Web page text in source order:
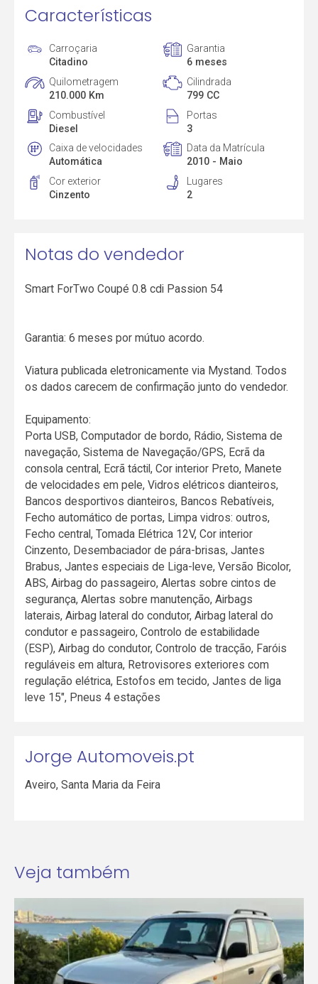
Características
Carroçaria
Citadino
Garantia
6 meses
Quilometragem
210.000 Km
Cilindrada
799 CC
Combustível
Diesel
Portas
3
Caixa de velocidades
Automática
Data da Matrícula
2010 - Maio
Cor exterior
Cinzento
Lugares
2
Notas do vendedor
Smart ForTwo Coupé 0.8 cdi Passion 54
Garantia: 6 meses por mútuo acordo.
Viatura publicada eletronicamente via Mystand. Todos
os dados carecem de confirmação junto do vendedor.
Equipamento:
Porta USB, Computador de bordo, Rádio, Sistema de
navegação, Sistema de Navegação/GPS, Ecrã da
consola central, Ecrã táctil, Cor interior Preto, Manete
de velocidades em pele, Vidros elétricos dianteiros,
Bancos desportivos dianteiros, Bancos Rebatíveis,
Fecho automático de portas, Limpa vidros: outros,
Fecho central, Tomada Elétrica 12V, Cor interior
Cinzento, Desembaciador de pára-brisas, Jantes
Brabus, Jantes especiais de Liga-leve, Versão Bicolor,
ABS, Airbag do passageiro, Alertas sobre cintos de
segurança, Alertas sobre manutenção, Airbags
laterais, Airbag lateral do condutor, Airbag lateral do
condutor e passageiro, Controlo de estabilidade
(ESP), Airbag do condutor, Controlo de tracção, Faróis
reguláveis em altura, Retrovisores exteriores com
regulação elétrica, Estofos em tecido, Jantes de liga
leve 15", Pneus 4 estações
Jorge Automoveis.pt
Aveiro,Santa Maria da Feira
Veja também